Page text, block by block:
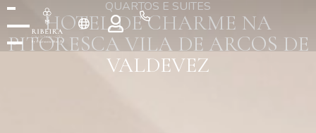
QUARTOS E SUITES
HOTEL DE CHARME NA
PITORESCA VILA DE ARCOS DE
VALDEVEZ